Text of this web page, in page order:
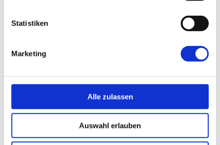
Statistiken
Marketing
Alle zulassen
Auswahl erlauben
Smart Factory TV
Presse
myMPDV
Karriere